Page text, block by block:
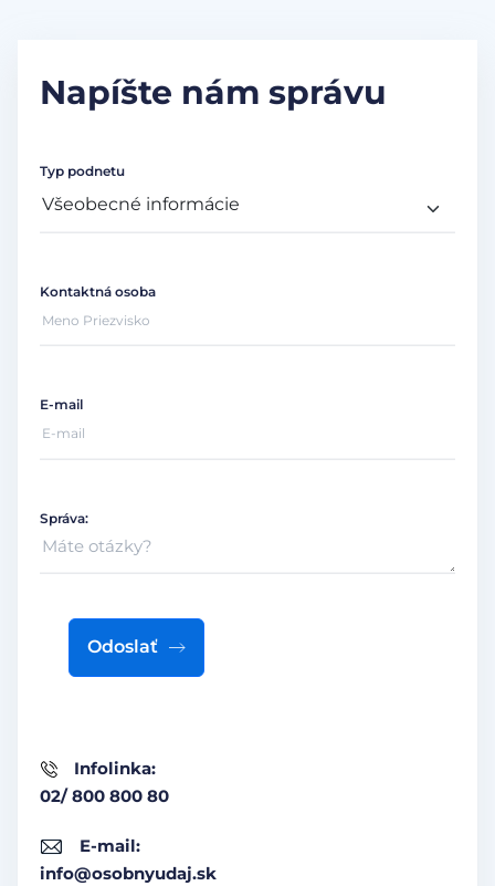
Napíšte nám správu
Infolinka:
02/ 800 800 80
E-mail:
info@osobnyudaj.sk
Typ podnetu
Kontaktná osoba
E-mail
Správa:
Odoslať